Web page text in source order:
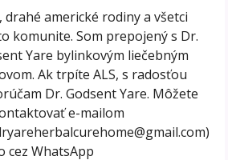
drahé americké rodiny a všetci
komunite. Som prepojený s Dr.
Yare bylinkovým liečebným
Ak trpíte ALS, s radosťou
Dr. Godsent Yare. Môžete
e-mailom
cez WhatsApp